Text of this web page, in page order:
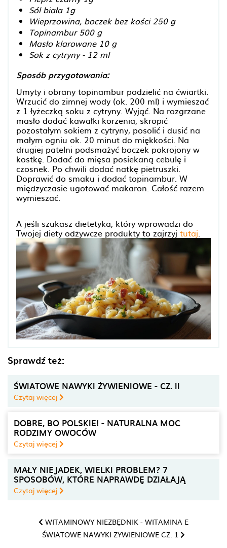
Sól biała 1g
Wieprzowina, boczek bez kości 250 g
Topinambur 500 g
Masło klarowane 10 g
Sok z cytryny - 12 ml
Sposób przygotowania:
Umyty i obrany topinambur podzielić na ćwiartki.
Wrzucić do zimnej wody (ok. 200 ml) i wymieszać
z 1 łyżeczką soku z cytryny. Wyjąć. Na rozgrzane
masło dodać kawałki korzenia, skropić
pozostałym sokiem z cytryny, posolić i dusić na
małym ogniu ok. 20 minut do miękkości. Na
drugiej patelni podsmażyć boczek pokrojony w
kostkę. Dodać do mięsa posiekaną cebulę i
czosnek. Po chwili dodać natkę pietruszki.
Doprawić do smaku i dodać topinambur. W
międzyczasie ugotować makaron. Całość razem
wymieszać.
A jeśli szukasz dietetyka, który wprowadzi do
Twojej diety odżywcze produkty to zajrzyj tutaj.
Sprawdź też:
ŚWIATOWE NAWYKI ŻYWIENIOWE - CZ. II
Czytaj więcej
DOBRE, BO POLSKIE! - NATURALNA MOC
RODZIMY OWOCÓW
Czytaj więcej
MAŁY NIEJADEK, WIELKI PROBLEM? 7
SPOSOBÓW, KTÓRE NAPRAWDĘ DZIAŁAJĄ
Czytaj więcej
WITAMINOWY NIEZBĘDNIK - WITAMINA E
ŚWIATOWE NAWYKI ŻYWIENIOWE CZ. 1